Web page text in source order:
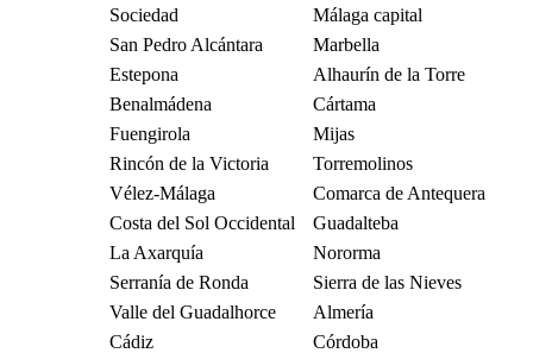
Sociedad
Málaga capital
San Pedro Alcántara
Marbella
Estepona
Alhaurín de la Torre
Benalmádena
Cártama
Fuengirola
Mijas
Rincón de la Victoria
Torremolinos
Vélez-Málaga
Comarca de Antequera
Costa del Sol Occidental
Guadalteba
La Axarquía
Nororma
Serranía de Ronda
Sierra de las Nieves
Valle del Guadalhorce
Almería
Cádiz
Córdoba